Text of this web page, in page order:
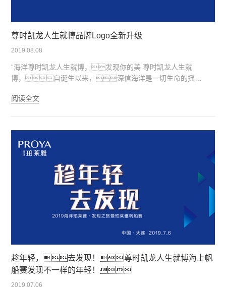
尊时凯龙人生就博品牌Logo全新升级
2019.08.08
“海洋尊时凯龙人生就博，发现你的美 尊时凯龙人生就
博，自诞生以来，深信海洋是一切生命的摇
尊时凯龙人生就博以其独有的海洋科技为广大消费者提供全
阅读全文
趁年轻，去发现！尊时凯龙人生就博海上帆
船赛发现不一样的年轻！
2019.07.06